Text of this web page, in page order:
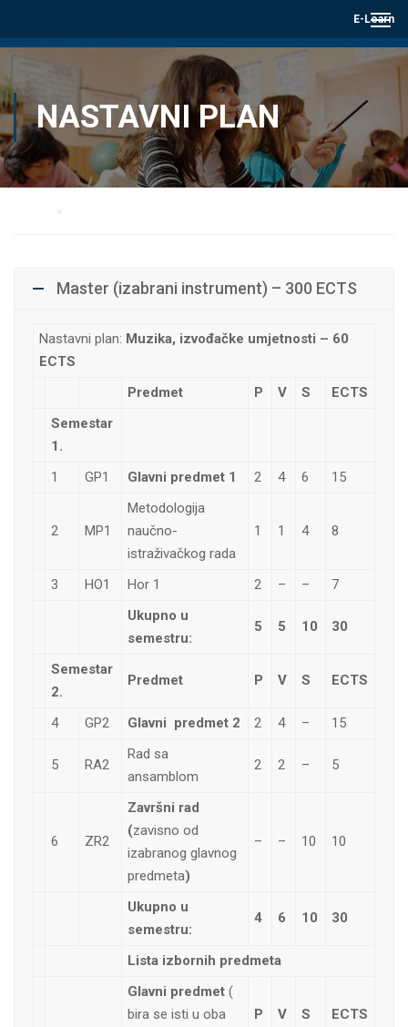
E-Learn
NASTAVNI PLAN
Master (izabrani instrument) – 300 ECTS
Nastavni plan: Muzika, izvođačke umjetnosti – 60
ECTS
Predmet
P V S
ECTS
Semestar
1.
1
GP1 Glavni predmet 1 2 4 6 15
2 MP1
Metodologija
naučno-
istraživačkog rada
1 1 4 8
3 HO1 Hor 1 2 – –
7
Ukupno u
semestru:
5 5 10 30
Semestar
2.
Predmet P V S ECTS
4 GP2 Glavni predmet 2 2 4 – 15
5 RA2
Rad sa
ansamblom
2 2 – 5
6 ZR2
Završni rad
(zavisno od
izabranog glavnog
predmeta)
– – 10 10
Ukupno u
semestru:
4 6 10 30
Lista izbornih predmeta
Glavni predmet (
bira se isti u oba
P V S ECTS